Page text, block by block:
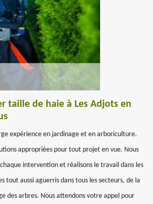
taille de haie à Les Adjots en
expérience en jardinage et en arboriculture.
appropriées pour tout projet en vue. Nous
intervention et réalisons le travail dans les
tout aussi aguerris dans tous les secteurs, de la
des arbres. Nous attendons votre appel pour